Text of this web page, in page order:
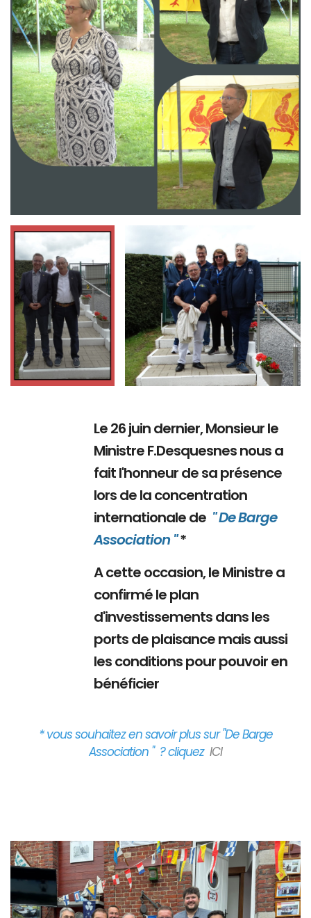
Branding
ARMCHAIR ARMCHAIR
Le 26 juin dernier, Monsieur le
Ministre F.Desquesnes nous a
fait l'honneur de sa présence
lors de la concentration
internationale de " De Barge
Association "*
A cette occasion, le Ministre a
confirmé le plan
d'investissements dans les
ports de plaisance mais aussi
les conditions pour pouvoir en
bénéficier
* vous souhaitez en savoir plus sur "De Barge
Association " ? cliquez ICI
Branding
ARMCHAIR